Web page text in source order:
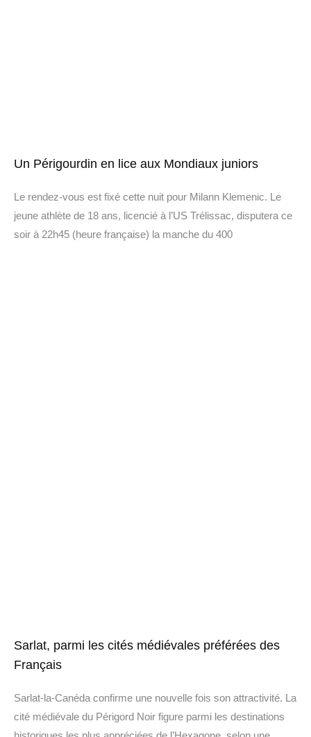
Un Périgourdin en lice aux Mondiaux juniors
Le rendez-vous est fixé cette nuit pour Milann Klemenic. Le
jeune athlète de 18 ans, licencié à l’US Trélissac, disputera ce
soir à 22h45 (heure française) la manche du 400
Sarlat, parmi les cités médiévales préférées des
Français
Sarlat-la-Canéda confirme une nouvelle fois son attractivité. La
cité médiévale du Périgord Noir figure parmi les destinations